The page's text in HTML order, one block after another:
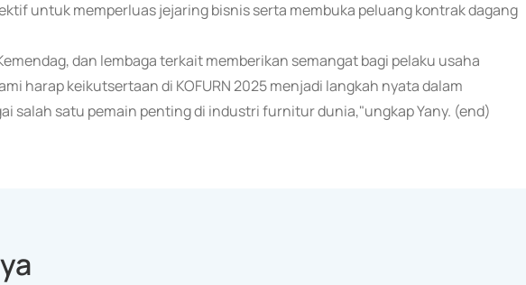
untuk memperluas jejaring bisnis serta membuka peluang kontrak dagang
dan lembaga terkait memberikan semangat bagi pelaku usaha
harap keikutsertaan di KOFURN 2025 menjadi langkah nyata dalam
salah satu pemain penting di industri furnitur dunia,"ungkap Yany. (end)